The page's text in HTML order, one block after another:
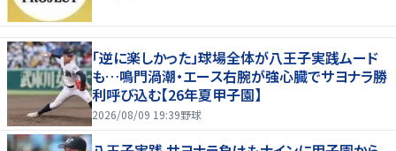
「逆に楽しかった」球場全体が八王子実践ムード
も…鳴門渦潮・エース右腕が強心臓でサヨナラ勝
利呼び込む【26年夏甲子園】
2026/08/09 19:39野球